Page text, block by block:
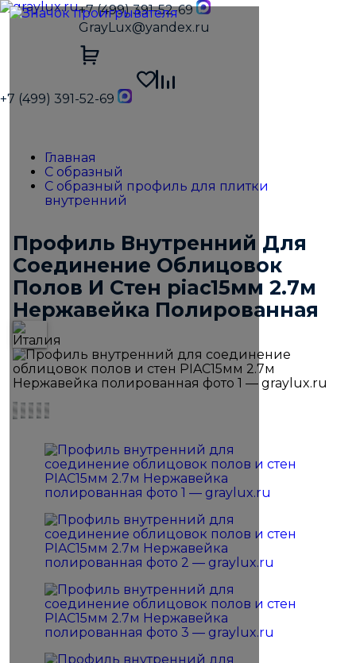
+7 (499) 391-52-69
GrayLux@yandex.ru
+7 (499) 391-52-69
Главная
С образный
С образный профиль для плитки
внутренний
Профиль Внутренний Для
Соединение Облицовок
Полов И Стен piac15мм 2.7м
Нержавейка Полированная